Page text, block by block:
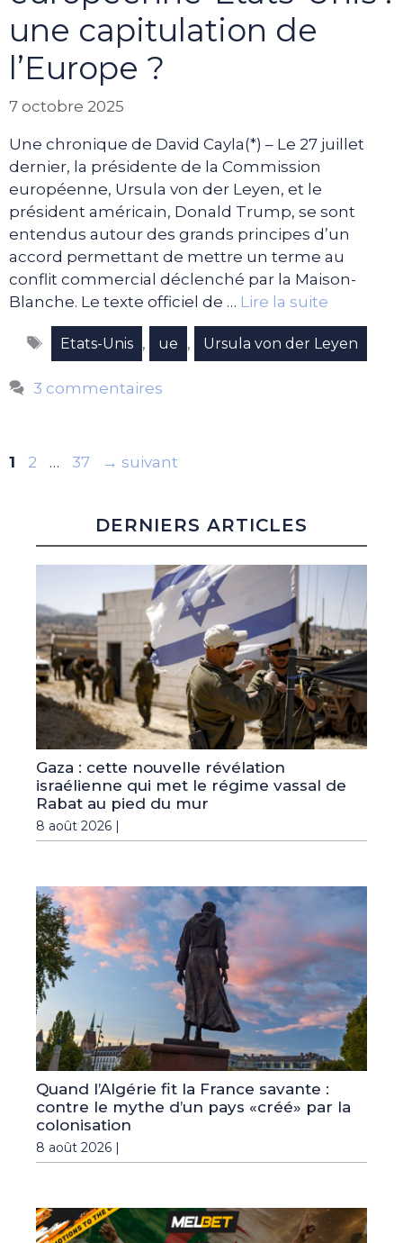
une capitulation de
l’Europe ?
7 octobre 2025
Une chronique de David Cayla(*) – Le 27 juillet
dernier, la présidente de la Commission
européenne, Ursula von der Leyen, et le
président américain, Donald Trump, se sont
entendus autour des grands principes d’un
accord permettant de mettre un terme au
conflit commercial déclenché par la Maison-
Blanche. Le texte officiel de … Lire la suite
Étiquettes
Etats-Unis , ue , Ursula von der Leyen
3 commentaires
Page
1 Page
2 … Page
37 → suivant
DERNIERS ARTICLES
Gaza : cette nouvelle révélation
israélienne qui met le régime vassal de
Rabat au pied du mur
8 août 2026 |
Quand l’Algérie fit la France savante :
contre le mythe d’un pays «créé» par la
colonisation
8 août 2026 |